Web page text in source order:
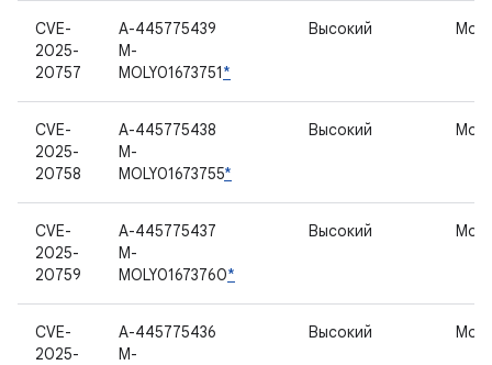
CVE-
2025-
20757
A-445775439
M-
MOLY01673751*
Высокий
CVE-
2025-
20758
A-445775438
M-
MOLY01673755*
Высокий
CVE-
2025-
20759
A-445775437
M-
MOLY01673760*
Высокий
CVE-
2025-
A-445775436
M-
Высокий